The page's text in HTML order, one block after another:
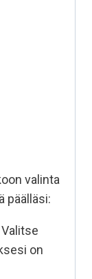
valinta
päälläsi:
on